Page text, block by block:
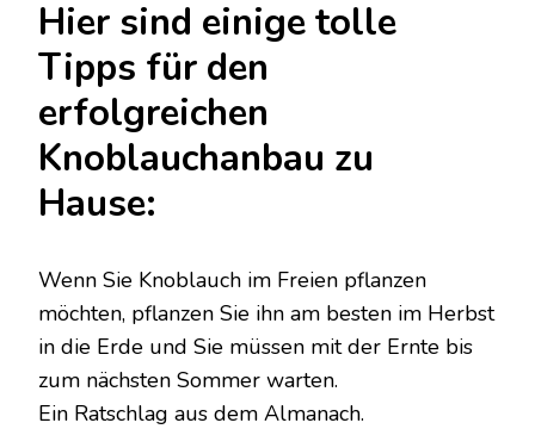
Hier sind einige tolle
Tipps für den
erfolgreichen
Knoblauchanbau zu
Hause:
Wenn Sie Knoblauch im Freien pflanzen
möchten, pflanzen Sie ihn am besten im Herbst
in die Erde und Sie müssen mit der Ernte bis
zum nächsten Sommer warten.
Ein Ratschlag aus dem Almanach.